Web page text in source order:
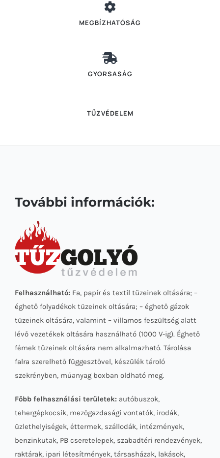
MEGBÍZHATÓSÁG
GYORSASÁG
TŰZVÉDELEM
További információk:
Felhasználható: Fa, papír és textil tüzeinek oltására; –
éghető folyadékok tüzeinek oltására; – éghető gázok
tüzeinek oltására, valamint – villamos feszültség alatt
lévő vezetékek oltására használható (1000 V-ig). Éghető
fémek tüzeinek oltására nem alkalmazható. Tárolása
falra szerelhető függesztővel, készülék tároló
szekrényben, műanyag boxban oldható meg.
Főbb felhasználási területek: autóbuszok,
tehergépkocsik, mezőgazdasági vontatók, irodák,
üzlethelyiségek, éttermek, szállodák, intézmények,
benzinkutak, PB cseretelepek, szabadtéri rendezvények,
raktárak, ipari létesítmények, társasházak, lakások,